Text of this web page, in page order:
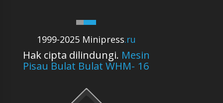
1999-2025 Minipress.ru
Hak cipta dilindungi. Mesin
Pisau Bulat Bulat WHM- 16